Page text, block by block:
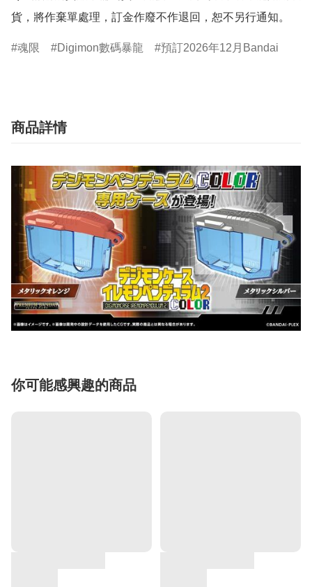
貨，將作棄單處理，訂金作廢不作退回，恕不另行通知。
魂限 Digimon數碼暴龍 預訂2026年12月Bandai
商品詳情
你可能感興趣的商品